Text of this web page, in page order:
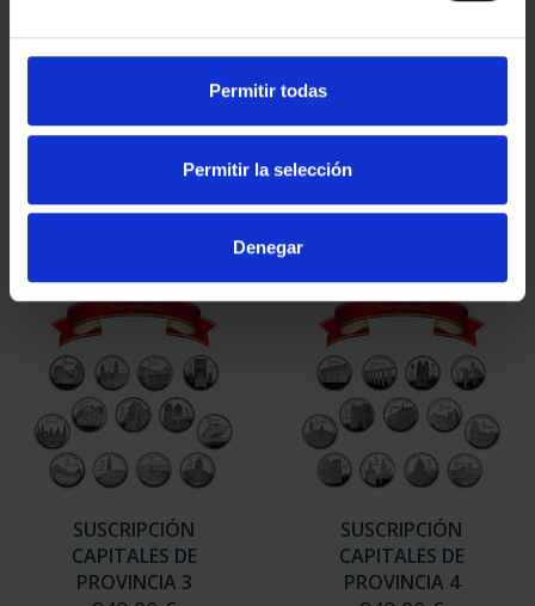
Permitir todas
Permitir la selección
Denegar
PROVINCIA 1
Sólo para usuarios
PROVINCIA 2
Sólo para usuarios
SUSCRIPCIÓN
CAPITALES DE
PROVINCIA 3
SUSCRIPCIÓN
CAPITALES DE
PROVINCIA 4